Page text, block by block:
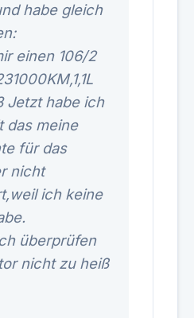
habe gleich
einen 106/2
Jetzt habe ich
das meine
für das
nicht
ich keine
überprüfen
nicht zu heiß